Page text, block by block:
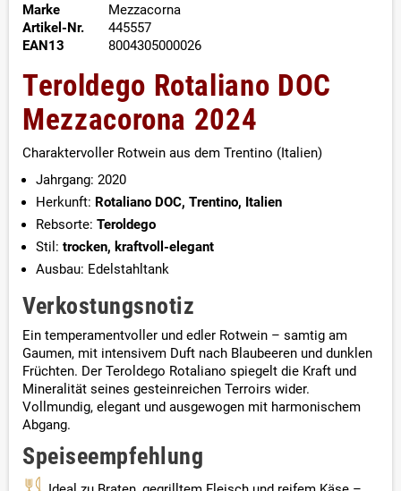
Marke
Mezzacorna
Artikel-Nr.
445557
EAN13
8004305000026
Teroldego Rotaliano DOC
Mezzacorona 2024
Charaktervoller Rotwein aus dem Trentino (Italien)
Jahrgang: 2020
Herkunft: Rotaliano DOC, Trentino, Italien
Rebsorte: Teroldego
Stil: trocken, kraftvoll-elegant
Ausbau: Edelstahltank
Verkostungsnotiz
Ein temperamentvoller und edler Rotwein – samtig am
Gaumen, mit intensivem Duft nach Blaubeeren und dunklen
Früchten. Der Teroldego Rotaliano spiegelt die Kraft und
Mineralität seines gesteinreichen Terroirs wider.
Vollmundig, elegant und ausgewogen mit harmonischem
Abgang.
Speiseempfehlung